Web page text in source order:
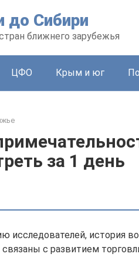
до Сибири
ближнего зарубежья
ЦФО Крым и юг
за 1 день
исследователей, история
связаны с развитием